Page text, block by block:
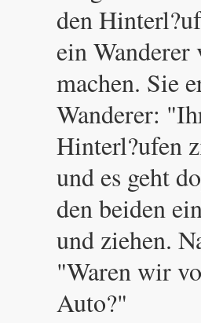
den
ein Wanderer
machen. Sie
Wanderer:
Hinterl?ufen
und es geht
den beiden
und ziehen.
"Waren wir
Auto?"